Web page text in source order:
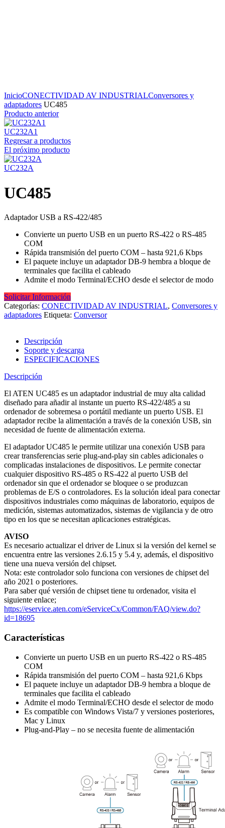
InicioCONECTIVIDAD AV INDUSTRIALConversores y
adaptadores UC485
Producto anterior
UC232A1
Regresar a productos
El próximo producto
UC232A
UC485
Adaptador USB a RS-422/485
Convierte un puerto USB en un puerto RS-422 o RS-485
COM
Rápida transmisión del puerto COM – hasta 921,6 Kbps
El paquete incluye un adaptador DB-9 hembra a bloque de
terminales que facilita el cableado
Admite el modo Terminal/ECHO desde el selector de modo
Solicitar Información
Categorías: CONECTIVIDAD AV INDUSTRIAL, Conversores y
adaptadores Etiqueta: Conversor
Descripción
Soporte y descarga
ESPECIFICACIONES
Descripción
El ATEN UC485 es un adaptador industrial de muy alta calidad
diseñado para añadir al instante un puerto RS-422/485 a su
ordenador de sobremesa o portátil mediante un puerto USB. El
adaptador recibe la alimentación a través de la conexión USB, sin
necesidad de fuente de alimentación externa.
El adaptador UC485 le permite utilizar una conexión USB para
crear transferencias serie plug-and-play sin cables adicionales o
complicadas instalaciones de dispositivos. Le permite conectar
cualquier dispositivo RS-485 o RS-422 al puerto USB del
ordenador sin que el ordenador se bloquee o se produzcan
problemas de E/S o controladores. Es la solución ideal para conectar
dispositivos industriales como máquinas de laboratorio, equipos de
medición, sistemas automatizados, sistemas de vigilancia y de otro
tipo en los que se necesitan aplicaciones estratégicas.
AVISO
Es necesario actualizar el driver de Linux si la versión del kernel se
encuentra entre las versiones 2.6.15 y 5.4 y, además, el dispositivo
tiene una nueva versión del chipset.
Nota: este controlador solo funciona con versiones de chipset del
año 2021 o posteriores.
Para saber qué versión de chipset tiene tu ordenador, visita el
siguiente enlace;
https://eservice.aten.com/eServiceCx/Common/FAQ/view.do?
id=18695
Características
Convierte un puerto USB en un puerto RS-422 o RS-485
COM
Rápida transmisión del puerto COM – hasta 921,6 Kbps
El paquete incluye un adaptador DB-9 hembra a bloque de
terminales que facilita el cableado
Admite el modo Terminal/ECHO desde el selector de modo
Es compatible con Windows Vista/7 y versiones posteriores,
Mac y Linux
Plug-and-Play – no se necesita fuente de alimentación